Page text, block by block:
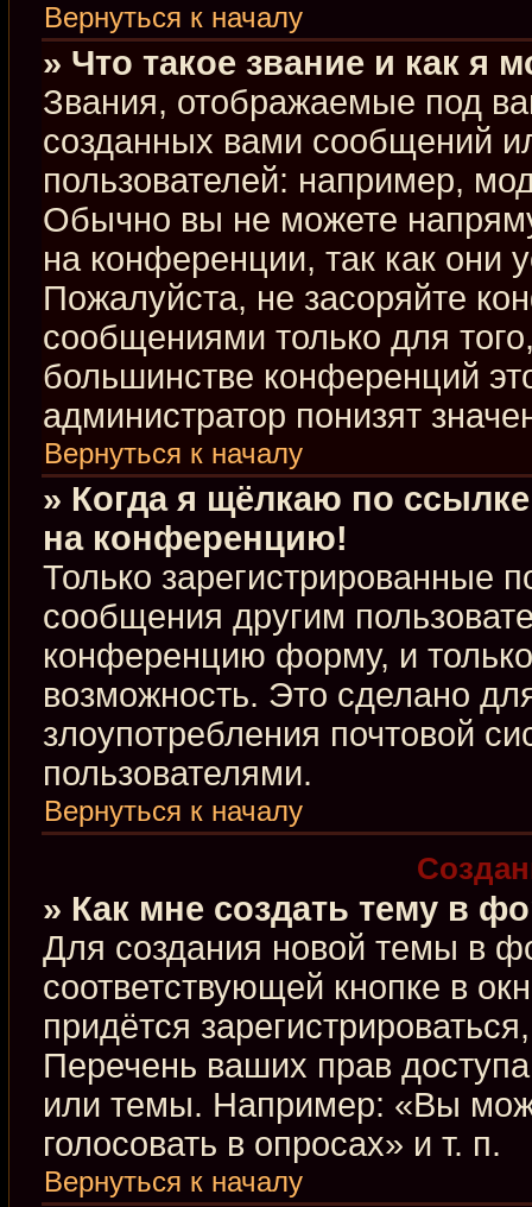
Вернуться к началу
» Что такое звание и как я
Звания, отображаемые под
созданных вами сообщений
пользователей: например,
Обычно вы не можете
на конференции, так как они
Пожалуйста, не засоряйте
сообщениями только для
большинстве конференций
администратор понизят
Вернуться к началу
» Когда я щёлкаю по
на конференцию!
Только зарегистрированные
сообщения другим
конференцию форму, и
возможность. Это сделано
злоупотребления почтовой
пользователями.
Вернуться к началу
» Как мне создать тему в
Для создания новой темы в
соответствующей кнопке в
придётся
Перечень ваших прав
или темы. Например: «Вы
голосовать в опросах» и т. п.
Вернуться к началу